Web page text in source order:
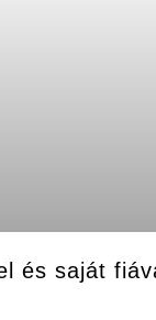
és saját